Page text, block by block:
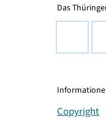
Das
Copyright